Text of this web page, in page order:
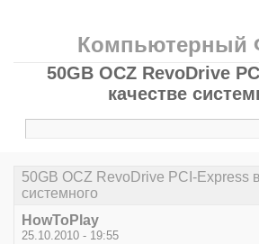
Компьютерный
50GB OCZ RevoDrive
качестве
50GB OCZ RevoDrive PCI-Express
системного
HowToPlay
25.10.2010 - 19:55